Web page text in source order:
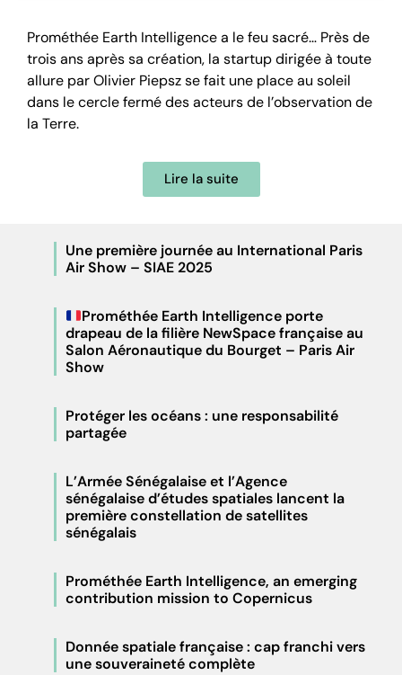
Une première journée au International Paris
Air Show – SIAE 2025
Prométhée Earth Intelligence porte
drapeau de la filière NewSpace française au
Salon Aéronautique du Bourget – Paris Air
Show
Protéger les océans : une responsabilité
partagée
L’Armée Sénégalaise et l’Agence
sénégalaise d’études spatiales lancent la
première constellation de satellites
sénégalais
Prométhée Earth Intelligence, an emerging
contribution mission to Copernicus
Donnée spatiale française : cap franchi vers
une souveraineté complète
Prométhée Earth Intelligence a le feu sacré… Près de
trois ans après sa création, la startup dirigée à toute
allure par Olivier Piepsz se fait une place au soleil
dans le cercle fermé des acteurs de l’observation de
la Terre.
Lire la suite